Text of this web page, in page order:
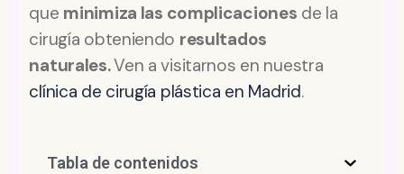
que minimiza las complicaciones de la
cirugía obteniendo resultados
naturales.Ven a visitarnos en nuestra
clínica de cirugía plástica en Madrid.
Tabla de contenidos